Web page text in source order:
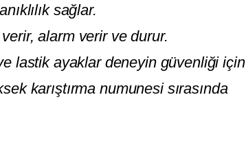
sağlar.
verir, alarm verir ve durur.
lastik ayaklar deneyin güvenliği için
karıştırma numunesi sırasında